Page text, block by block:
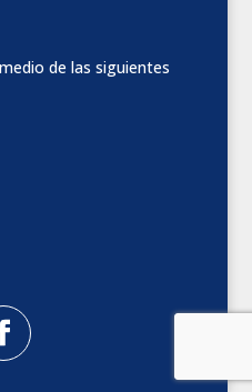
de las siguientes